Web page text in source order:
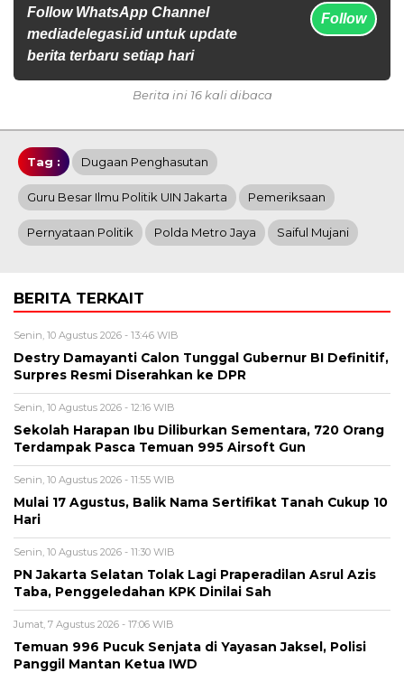
Follow WhatsApp Channel
mediadelegasi.id untuk update
berita terbaru setiap hari
Follow
Berita ini 16 kali dibaca
Tag : Dugaan Penghasutan
Guru Besar Ilmu Politik UIN Jakarta Pemeriksaan
Pernyataan Politik Polda Metro Jaya Saiful Mujani
BERITA TERKAIT
Senin, 10 Agustus 2026 - 13:46 WIB
Destry Damayanti Calon Tunggal Gubernur BI Definitif,
Surpres Resmi Diserahkan ke DPR
Senin, 10 Agustus 2026 - 12:16 WIB
Sekolah Harapan Ibu Diliburkan Sementara, 720 Orang
Terdampak Pasca Temuan 995 Airsoft Gun
Senin, 10 Agustus 2026 - 11:55 WIB
Mulai 17 Agustus, Balik Nama Sertifikat Tanah Cukup 10
Hari
Senin, 10 Agustus 2026 - 11:30 WIB
PN Jakarta Selatan Tolak Lagi Praperadilan Asrul Azis
Taba, Penggeledahan KPK Dinilai Sah
Jumat, 7 Agustus 2026 - 17:06 WIB
Temuan 996 Pucuk Senjata di Yayasan Jaksel, Polisi
Panggil Mantan Ketua IWD